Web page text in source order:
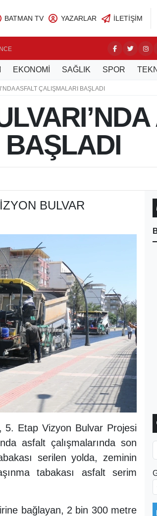
BATMAN TV YAZARLAR İLETIŞIM
EKONOMİ SAĞLIK SPOR
ASFALT ÇALIŞMALARI BAŞLADI
BULVAR
5. Etap Vizyon Bulvar Projesi
asfalt çalışmalarında son
serilen yolda, zeminin
tabakası asfalt serim
bağlayan, 2 bin 300 metre